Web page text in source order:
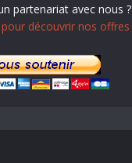
partenariat avec nous ?
découvrir nos offres